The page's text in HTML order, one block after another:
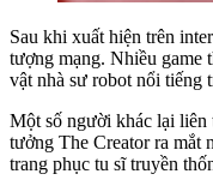
Sau khi xuất hiện trên
tượng mạng. Nhiều game
vật nhà sư robot nổi tiếng
Một số người khác lại
tưởng The Creator ra mắt
trang phục tu sĩ truyền